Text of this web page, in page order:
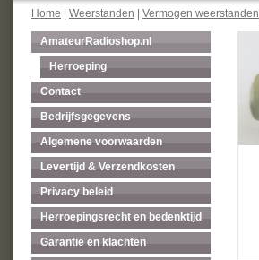
Home Weerstanden Vermogen weerstanden
AmateurRadioshop.nl
Herroeping
Contact
Bedrijfsgegevens
Algemene voorwaarden
Levertijd & Verzendkosten
Privacy beleid
Herroepingsrecht en bedenktijd
Garantie en klachten